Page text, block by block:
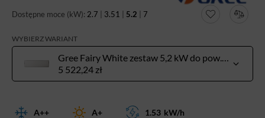
Dostępne moce (kW): 2.7 | 3.51 | 5.2 | 7
WYBIERZ WARIANT
Gree Fairy White zestaw 5,2 kW do pow. 40-60 m²
5 522,24 zł
A++ A+ 1.53 kW/h